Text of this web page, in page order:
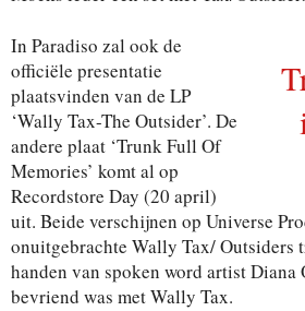
In Paradiso zal ook de
officiële presentatie
plaatsvinden van de LP
‘Wally Tax-The Outsider’. De
andere plaat ‘Trunk Full Of
Memories’ komt al op
Recordstore Day (20 april)
uit. Beide verschijnen op Universe
onuitgebrachte Wally Tax/ Outsiders
handen van spoken word artist Diana
bevriend was met Wally Tax.